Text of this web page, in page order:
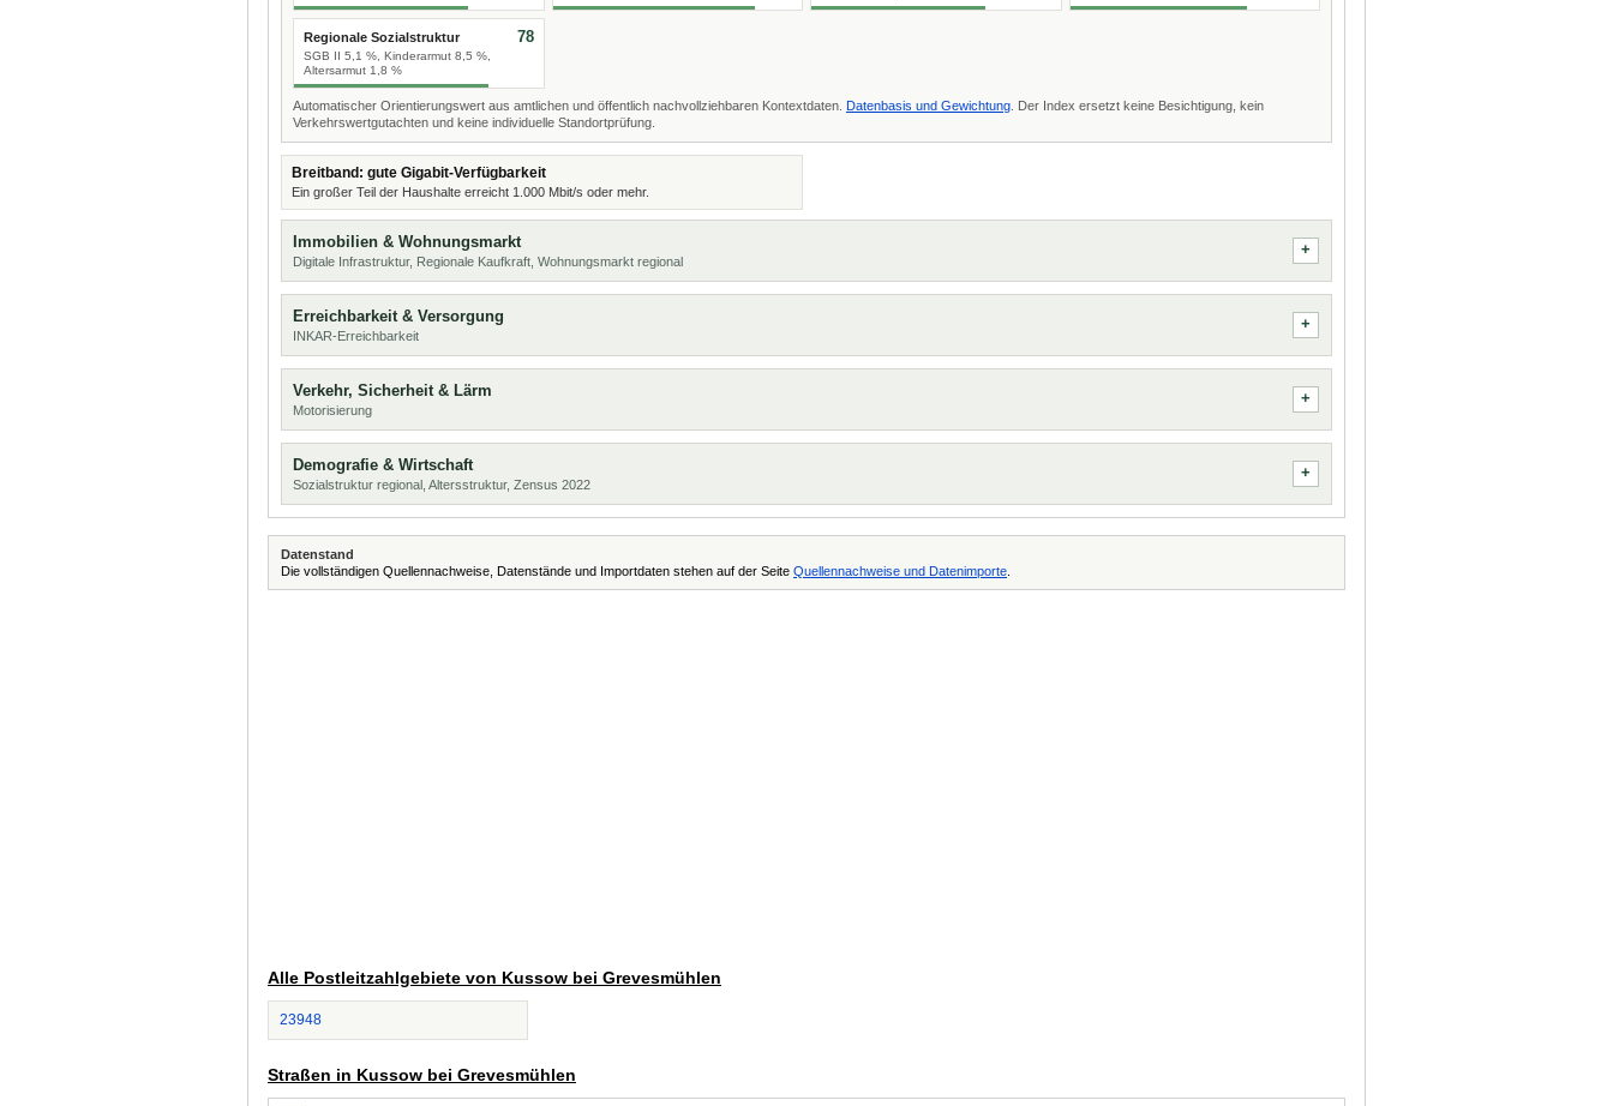
Regionale Sozialstruktur
SGB II 5,1 %, Kinderarmut 8,5 %,
Altersarmut 1,8 %
78
Automatischer Orientierungswert aus amtlichen und öffentlich nachvollziehbaren Kontextdaten. Datenbasis und Gewichtung . Der Index ersetzt keine Besichtigung, kein
Verkehrswertgutachten und keine individuelle Standortprüfung.
Breitband: gute Gigabit-Verfügbarkeit
Ein großer Teil der Haushalte erreicht 1.000 Mbit/s oder mehr.
Immobilien & Wohnungsmarkt
Digitale Infrastruktur, Regionale Kaufkraft, Wohnungsmarkt regional
Erreichbarkeit & Versorgung
INKAR-Erreichbarkeit
Verkehr, Sicherheit & Lärm
Motorisierung
Demografie & Wirtschaft
Sozialstruktur regional, Altersstruktur, Zensus 2022
Datenstand
Die vollständigen Quellennachweise, Datenstände und Importdaten stehen auf der Seite Quellennachweise und Datenimporte
Alle Postleitzahlgebiete von Kussow bei Grevesmühlen
23948
Straßen in Kussow bei Grevesmühlen